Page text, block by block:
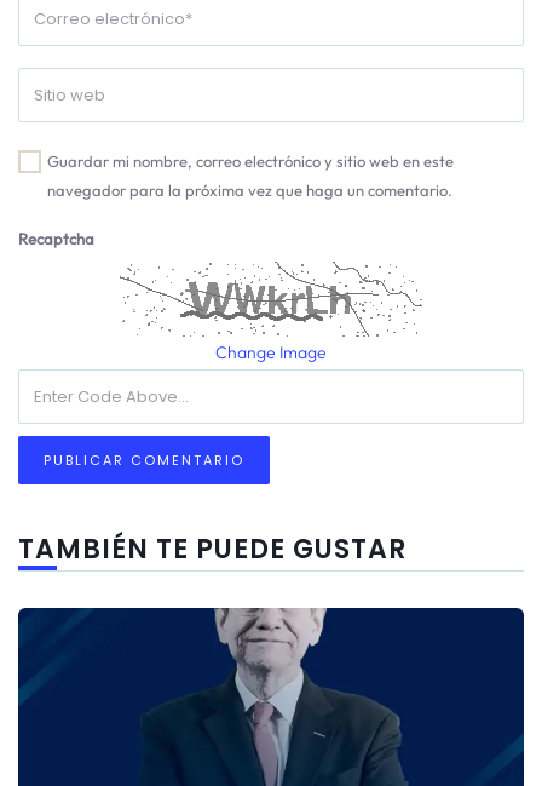
Guardar mi nombre, correo electrónico y sitio web en este
navegador para la próxima vez que haga un comentario.
Recaptcha
Change Image
TAMBIÉN TE PUEDE GUSTAR